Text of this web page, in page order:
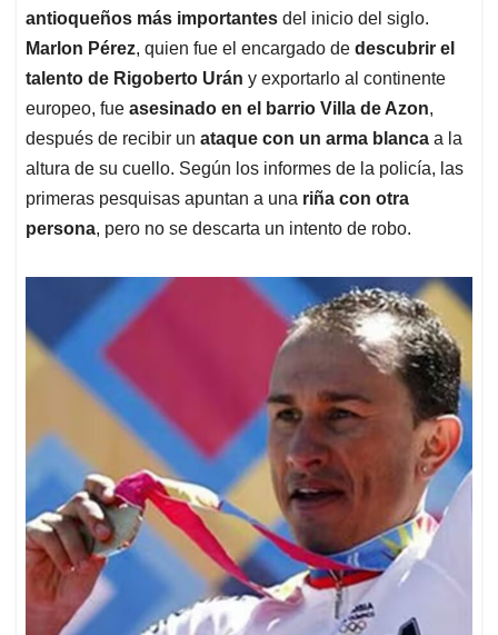
antioqueños más importantes del inicio del siglo.
Marlon Pérez, quien fue el encargado de descubrir el
talento de Rigoberto Urán y exportarlo al continente
europeo, fue asesinado en el barrio Villa de Azon,
después de recibir un ataque con un arma blanca a la
altura de su cuello. Según los informes de la policía, las
primeras pesquisas apuntan a una riña con otra
persona, pero no se descarta un intento de robo.